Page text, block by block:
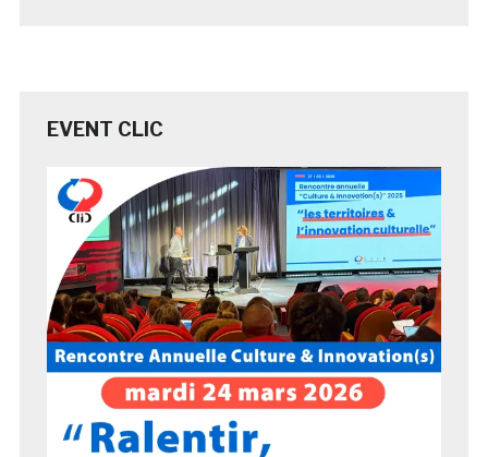
EVENT CLIC